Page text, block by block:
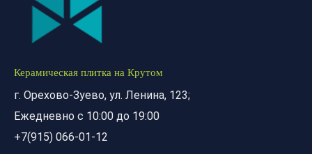
Керамическая плитка на Крутом
г. Орехово-Зуево, ул. Ленина, 123;
Ежедневно с 10:00 до 19:00
+7(915) 066-01-12